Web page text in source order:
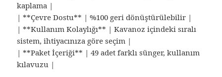
kaplama |
| **Çevre Dostu** | %100 geri dönüştürülebilir |
| **Kullanım Kolaylığı** | Kavanoz içindeki sıralı
sistem, ihtiyacınıza göre seçim |
| **Paket İçeriği** | 49 adet farklı sünger, kullanım
kılavuzu |